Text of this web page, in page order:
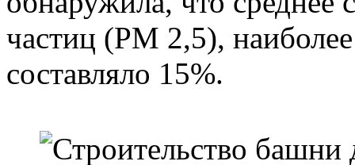
частиц (PM 2,5),
составляло 15%.